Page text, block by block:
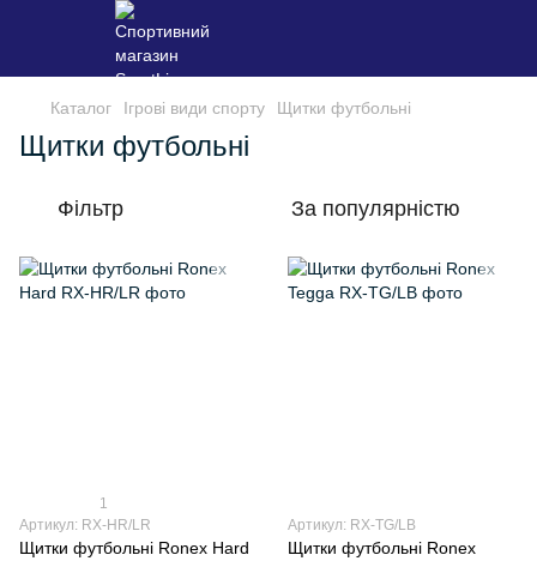
Каталог Ігрові види спорту Щитки футбольні
Щитки футбольні
Фільтр За популярністю
1
Артикул: RX-HR/LR
Щитки футбольні Ronex Hard
Артикул: RX-TG/LB
Щитки футбольні Ronex